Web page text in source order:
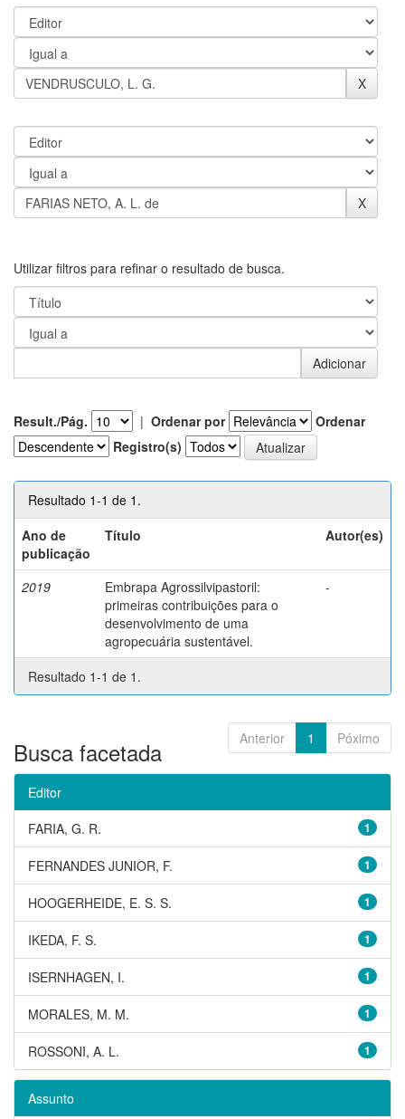
Utilizar filtros para refinar o resultado de busca.
Result./Pág. | Ordenar por
Ordenar
Registro(s)
Resultado 1-1 de 1.
Ano de
publicação
Título Autor(es)
2019
Embrapa Agrossilvipastoril:
primeiras contribuições para o
desenvolvimento de uma
agropecuária sustentável.
-
Resultado 1-1 de 1.
Anterior 1 Póximo
Busca facetada
Editor
1
FARIA, G. R.
1
FERNANDES JUNIOR, F.
1
HOOGERHEIDE, E. S. S.
1
IKEDA, F. S.
1
ISERNHAGEN, I.
1
MORALES, M. M.
1
ROSSONI, A. L.
Assunto